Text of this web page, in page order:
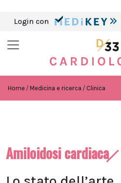
Login con
Home Medicina e ricerca Clinica
Amiloidosi cardiaca